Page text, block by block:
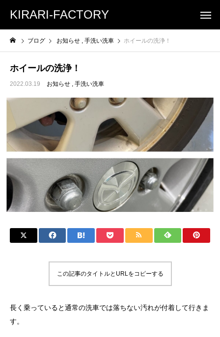
KIRARI-FACTORY
ブログ お知らせ 手洗い洗車 ホイールの洗浄！
ホイールの洗浄！
2022.03.19 お知らせ 手洗い洗車
この記事のタイトルとURLをコピーする
長く乗っていると通常の洗車では落ちない汚れが付着して行きま
す。